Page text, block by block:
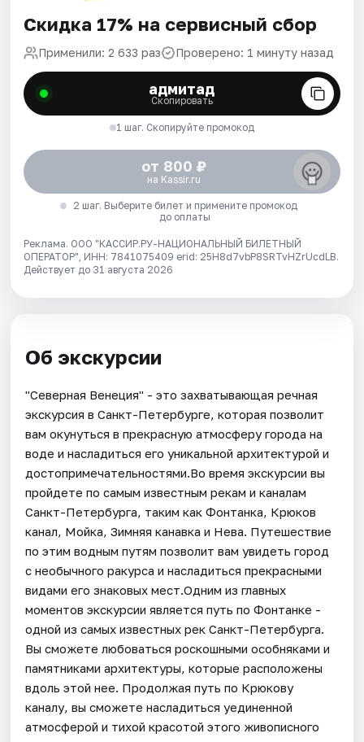
Скидка 17% на сервисный сбор
Применили: 2 633 раз Проверено: 1 минуту назад
адмитад
Скопировать
1 шаг. Скопируйте промокод
от 800 ₽
на Kassir.ru
2 шаг. Выберите билет и примените промокод
до оплаты
Реклама. ООО "КАССИР.РУ-НАЦИОНАЛЬНЫЙ БИЛЕТНЫЙ
ОПЕРАТОР", ИНН: 7841075409 erid: 25H8d7vbP8SRTvHZrUcdLB.
Действует до 31 августа 2026
Об экскурсии
"Северная Венеция" - это захватывающая речная
экскурсия в Санкт-Петербурге, которая позволит
вам окунуться в прекрасную атмосферу города на
воде и насладиться его уникальной архитектурой и
достопримечательностями.Во время экскурсии вы
пройдете по самым известным рекам и каналам
Санкт-Петербурга, таким как Фонтанка, Крюков
канал, Мойка, Зимняя канавка и Нева. Путешествие
по этим водным путям позволит вам увидеть город
с необычного ракурса и насладиться прекрасными
видами его знаковых мест.Одним из главных
моментов экскурсии является путь по Фонтанке -
одной из самых известных рек Санкт-Петербурга.
Вы сможете любоваться роскошными особняками и
памятниками архитектуры, которые расположены
вдоль этой нее. Продолжая путь по Крюкову
каналу, вы сможете насладиться уединенной
атмосферой и тихой красотой этого живописного